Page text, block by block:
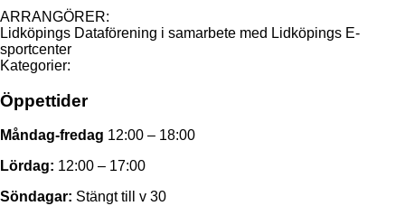
ARRANGÖRER:
Lidköpings Dataförening i samarbete med Lidköpings E-
sportcenter
Kategorier:
Öppettider
Måndag-fredag 12:00 – 18:00
Lördag: 12:00 – 17:00
Söndagar: Stängt till v 30